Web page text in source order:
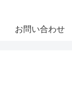
お問い合わせ